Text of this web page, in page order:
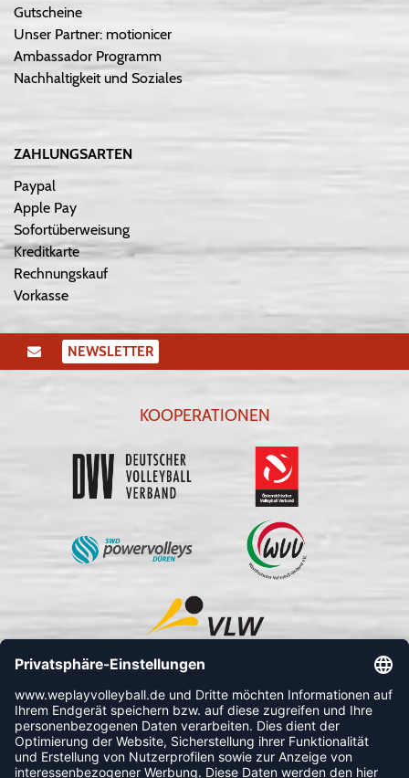
Gutscheine
Unser Partner: motionicer
Ambassador Programm
Nachhaltigkeit und Soziales
ZAHLUNGSARTEN
Paypal
Apple Pay
Sofortüberweisung
Kreditkarte
Rechnungskauf
Vorkasse
NEWSLETTER
KOOPERATIONEN
FOLLOW US